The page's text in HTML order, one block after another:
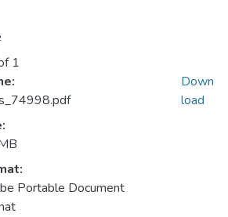
1
Portable Document
Down
load